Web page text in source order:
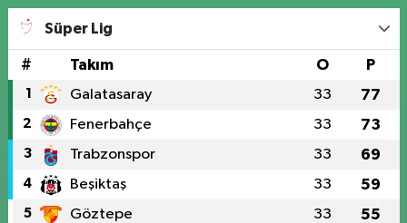
Süper Lig
# Takım O P
1 Galatasaray 33 77
2 Fenerbahçe 33 73
3 Trabzonspor 33 69
4 Beşiktaş 33 59
5 Göztepe 33 55